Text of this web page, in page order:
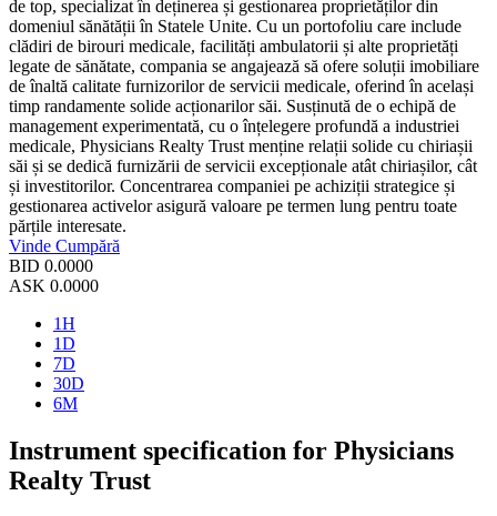
de top, specializat în deținerea și gestionarea proprietăților din
domeniul sănătății în Statele Unite. Cu un portofoliu care include
clădiri de birouri medicale, facilități ambulatorii și alte proprietăți
legate de sănătate, compania se angajează să ofere soluții imobiliare
de înaltă calitate furnizorilor de servicii medicale, oferind în același
timp randamente solide acționarilor săi. Susținută de o echipă de
management experimentată, cu o înțelegere profundă a industriei
medicale, Physicians Realty Trust menține relații solide cu chiriașii
săi și se dedică furnizării de servicii excepționale atât chiriașilor, cât
și investitorilor. Concentrarea companiei pe achiziții strategice și
gestionarea activelor asigură valoare pe termen lung pentru toate
părțile interesate.
Vinde Cumpără
BID 0.0000
ASK 0.0000
1H
1D
7D
30D
6M
Instrument specification for Physicians
Realty Trust